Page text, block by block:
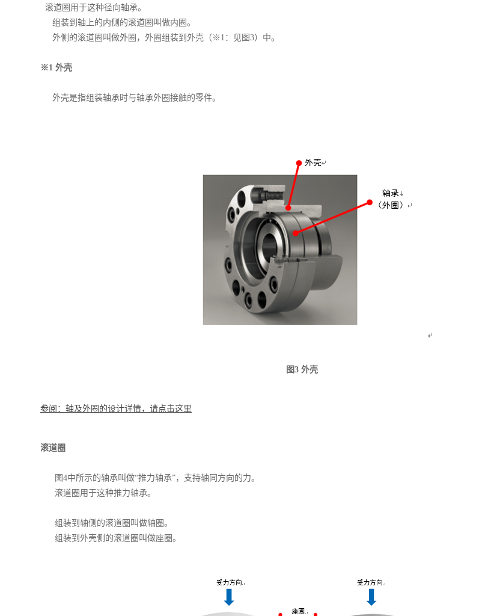
滚道圈用于这种径向轴承。
组装到轴上的内侧的滚道圈叫做内圈。
外侧的滚道圈叫做外圈，外圈组装到外壳（※1：见图3）中。
※1 外壳
外壳是指组装轴承时与轴承外圈接触的零件。
图3 外壳
参阅：轴及外圈的设计详情，请点击这里
滚道圈
图4中所示的轴承叫做“推力轴承”，支持轴同方向的力。
滚道圈用于这种推力轴承。
组装到轴侧的滚道圈叫做轴圈。
组装到外壳侧的滚道圈叫做座圈。